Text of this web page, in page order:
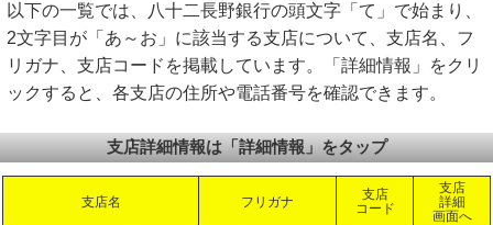
以下の一覧では、八十二長野銀行の頭文字「て」で始まり、
2文字目が「あ～お」に該当する支店について、支店名、フ
リガナ、支店コードを掲載しています。「詳細情報」をクリ
ックすると、各支店の住所や電話番号を確認できます。
支店詳細情報は「詳細情報」をタップ
支店名 フリガナ
支店
コード
支店
詳細
画面へ